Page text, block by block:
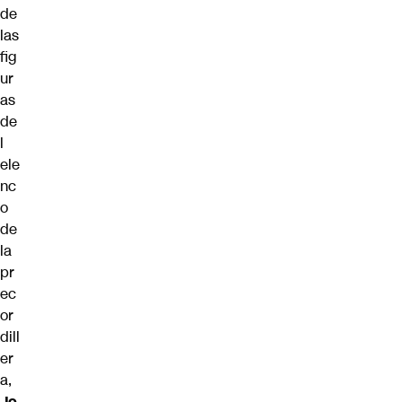
de
las
fig
ur
as
de
l
ele
nc
o
de
la
pr
ec
or
dill
er
a,